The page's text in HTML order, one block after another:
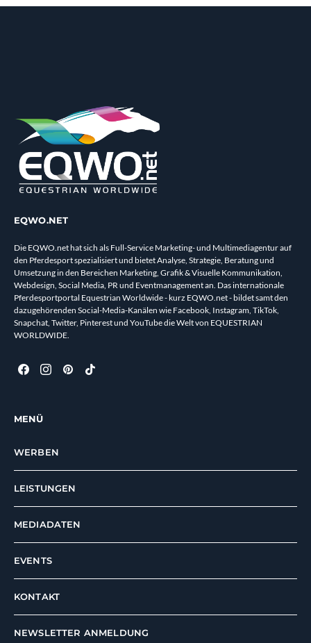
EQWO.NET
Die EQWO.net hat sich als Full-Service Marketing- und Multimediagentur auf
den Pferdesport spezialisiert und bietet Analyse, Strategie, Beratung und
Umsetzung in den Bereichen Marketing, Grafik & Visuelle Kommunikation,
Webdesign, Social Media, PR und Eventmanagement an. Das internationale
Pferdesportportal Equestrian Worldwide - kurz EQWO.net - bildet samt den
dazugehörenden Social-Media-Kanälen wie Facebook, Instagram, TikTok,
Snapchat, Twitter, Pinterest und YouTube die Welt von EQUESTRIAN
WORLDWIDE.
MENÜ
WERBEN
LEISTUNGEN
MEDIADATEN
EVENTS
KONTAKT
NEWSLETTER ANMELDUNG